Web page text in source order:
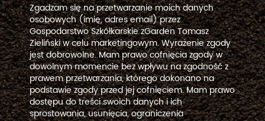
Zgadzam się na przetwarzanie moich danych
osobowych (imię, adres email) przez
Gospodarstwo Szkółkarskie zGarden Tomasz
Zieliński w celu marketingowym. Wyrażenie zgody
jest dobrowolne. Mam prawo cofnięcia zgody w
dowolnym momencie bez wpływu na zgodność z
prawem przetwarzania, którego dokonano na
podstawie zgody przed jej cofnięciem. Mam prawo
dostępu do treści swoich danych i ich
sprostowania, usunięcia, ograniczenia